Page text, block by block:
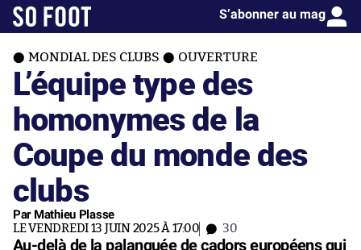
S’abonner au mag
MONDIAL DES CLUBS OUVERTURE
L’équipe type des
homonymes de la
Coupe du monde des
clubs
Par Mathieu Plasse
LE VENDREDI 13 JUIN 2025 À 17:00 30
Au-delà de la palanquée de cadors européens qui